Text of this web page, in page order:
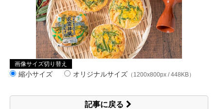
画像サイズ切り替え
縮小サイズ オリジナルサイズ （1200x800px / 448KB）
記事に戻る